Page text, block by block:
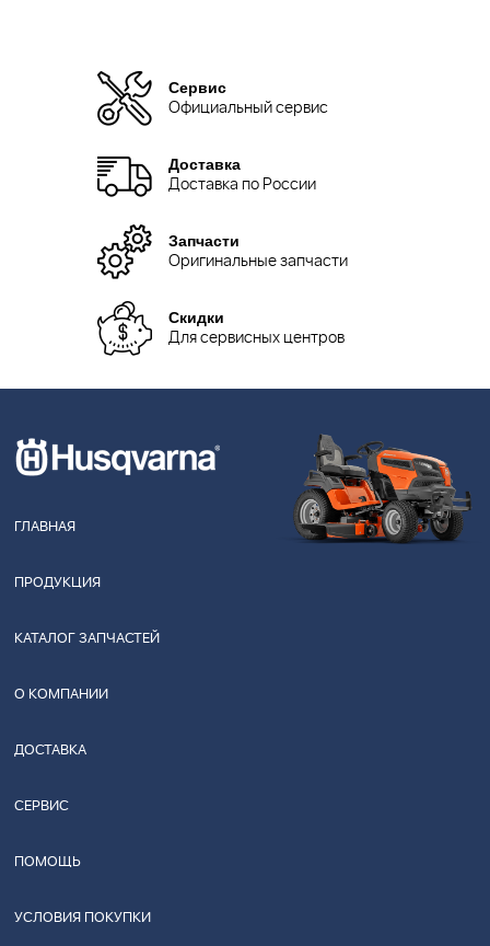
Сервис
Официальный сервис
Доставка
Доставка по России
Запчасти
Оригинальные запчасти
Скидки
Для сервисных центров
ГЛАВНАЯ
ПРОДУКЦИЯ
КАТАЛОГ ЗАПЧАСТЕЙ
О КОМПАНИИ
ДОСТАВКА
СЕРВИС
ПОМОЩЬ
УСЛОВИЯ ПОКУПКИ